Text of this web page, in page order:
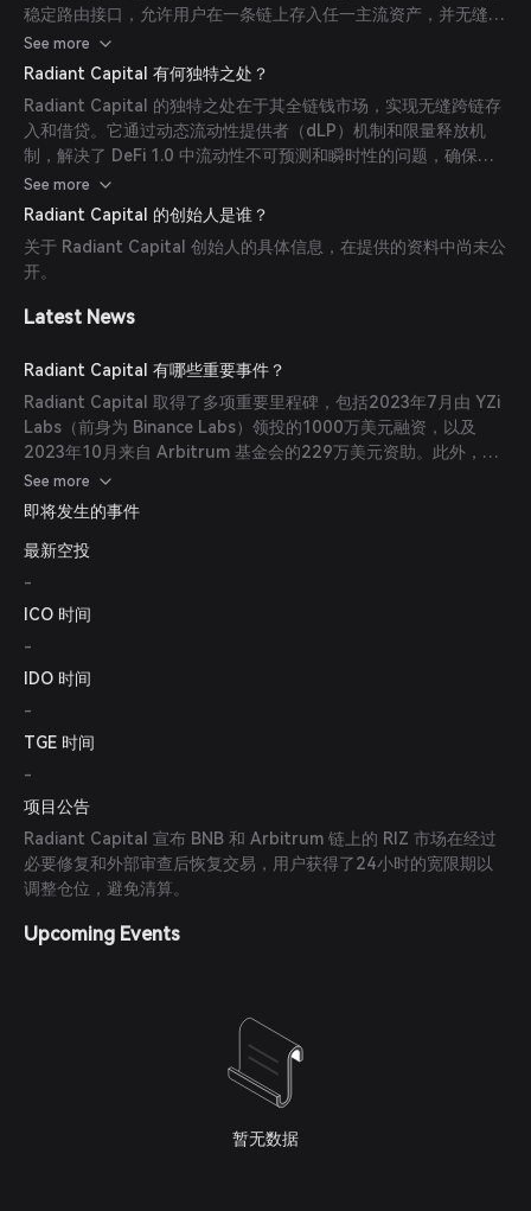
稳定路由接口，允许用户在一条链上存入任一主流资产，并无缝借
入多个链上支持的资产。这种跨链互操作性消除了多次交易以借
贷、跨链桥接及资产兑换的需求。
See more
Radiant Capital 有何独特之处？
Radiant Capital 的独特之处在于其全链钱市场，实现无缝跨链存
入和借贷。它通过动态流动性提供者（dLP）机制和限量释放机
制，解决了 DeFi 1.0 中流动性不可预测和瞬时性的问题，确保可
持续性。此外，它支持超过20种抵押品，采用 DAO 投票确定贷款
价值比参数和预言机使用，增强灵活性和用户选择。
See more
Radiant Capital 的创始人是谁？
关于 Radiant Capital 创始人的具体信息，在提供的资料中尚未公
开。
Latest News
Radiant Capital 有哪些重要事件？
Radiant Capital 取得了多项重要里程碑，包括2023年7月由 YZi
Labs（前身为 Binance Labs）领投的1000万美元融资，以及
2023年10月来自 Arbitrum 基金会的229万美元资助。此外，
Radiant Capital 的 RDNT 代币在币安创新区上市，导致当时价格
上涨24%。
See more
即将发生的事件
最新空投
-
ICO 时间
-
IDO 时间
-
TGE 时间
-
项目公告
Radiant Capital 宣布 BNB 和 Arbitrum 链上的 RIZ 市场在经过
必要修复和外部审查后恢复交易，用户获得了24小时的宽限期以
调整仓位，避免清算。
Upcoming Events
暂无数据